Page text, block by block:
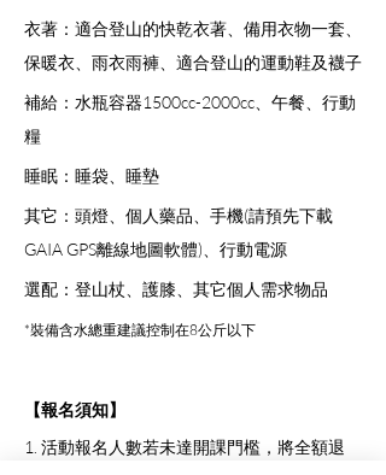
衣著：適合登山的快乾衣著、備用衣物一套、
保暖衣、雨衣雨褲、適合登山的運動鞋及襪子
補給：水瓶容器1500cc-2000cc、午餐、行動
糧
睡眠：睡袋、睡墊
其它：頭燈、個人藥品、手機(請預先下載
GAIA GPS離線地圖軟體)、行動電源
選配：登山杖、護膝、其它個人需求物品
*裝備含水總重建議控制在8公斤以下
【報名須知】
1. 活動報名人數若未達開課門檻，將全額退